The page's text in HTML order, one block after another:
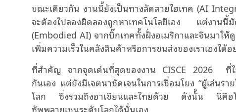
ขณะเดียวกัน งานนี้ยังเป็นทางลัดสายไฮเทค (AI
จะต้องไปลองผิดลองถูกหาเทคโนโลยีเอง แต่ง
(Embodied AI) จากบิ๊กเทคทั้งฝั่งอเมริกาและจีนมาให้
เพิ่มความเร็วในคลังสินค้าหรือการขนส่งของเราเองได้อ
ที่สำคัญ จากจุดเด่นที่สุดของงาน CISCE 2026 ที่ไ
กันเอง แต่ยังมีเจตนาชัดเจนในการเชื่อมโยง “ผู้เล่นร
โลก ซึ่งรวมถึงอาเซียนและไทยด้วย ดังนั้น นี่คือโอ
ซัพพลายเชนระดับโลกได้นั่นเอง